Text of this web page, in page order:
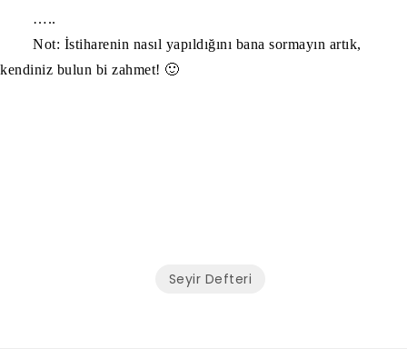
…..
Not: İstiharenin nasıl yapıldığını bana sormayın artık,
kendiniz bulun bi zahmet! 🙂
Seyir Defteri